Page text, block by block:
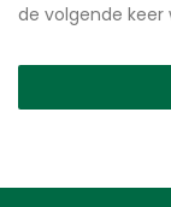
de volgende keer